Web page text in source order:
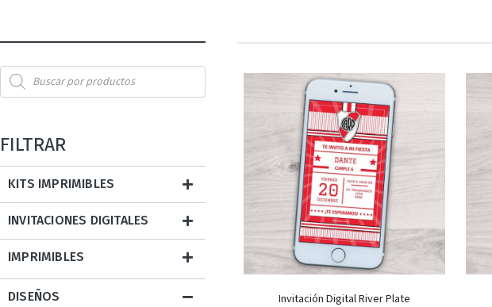
FILTRAR
KITS IMPRIMIBLES
INVITACIONES DIGITALES
IMPRIMIBLES
DISEÑOS Invitación Digital River Plate